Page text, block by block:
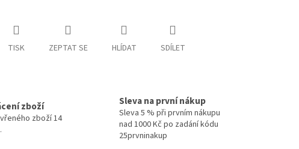
TISK ZEPTAT SE HLÍDAT SDÍLET
zboží
zboží 14
Sleva na první nákup
Sleva 5 % při prvním nákupu
nad 1000 Kč po zadání kódu
25prvninakup